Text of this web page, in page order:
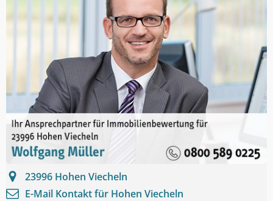
23996 Hohen Viecheln
E-Mail Kontakt für Hohen Viecheln